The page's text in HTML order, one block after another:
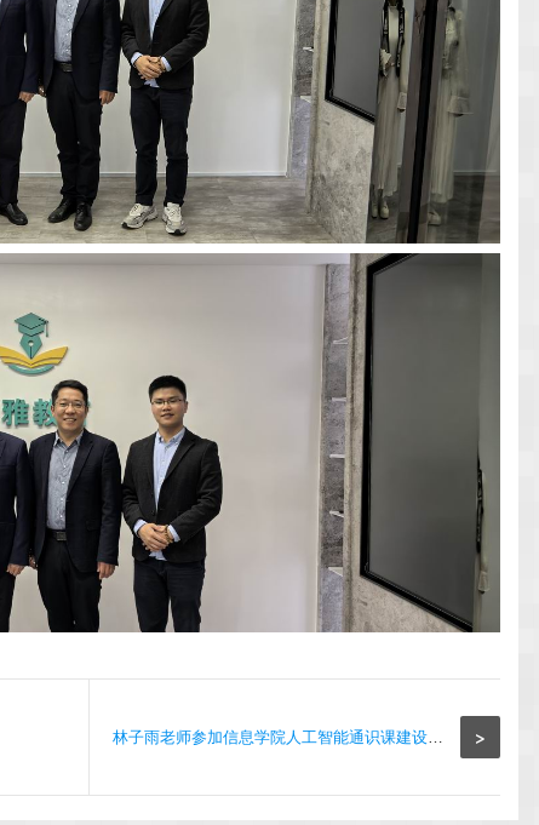
>
林子雨老师参加信息学院人工智能通识课建设研讨会